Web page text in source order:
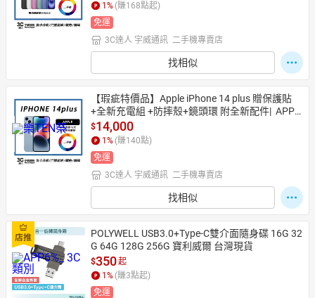
1 % (賺168點起)
免運
3C達人 宇威通訊  二手機專賣店
找相似
【瑕疵特價品】Apple iPhone 14 plus 贈保護貼
+全新充電組 +防摔殼+鏡頭環 附全新配件|  APP
下單4%
$14,000
1 % (賺140點)
免運
3C達人 宇威通訊  二手機專賣店
找相似
POLYWELL USB3.0+Type-C雙介面隨身碟 16G 32
G 64G 128G 256G 寶利威爾 台灣現貨
$350起
1 % (賺3點起)
免運